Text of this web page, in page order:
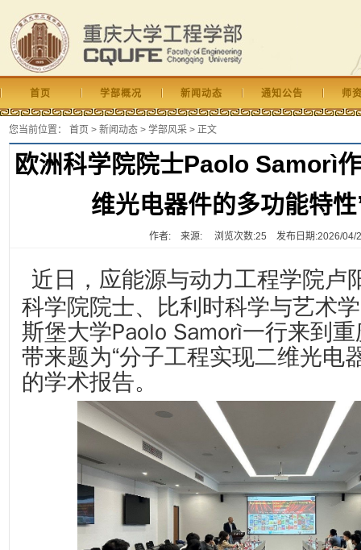
首页 学部概况 新闻动态 通知公告 师
您当前位置： 首页 > 新闻动态> 学部风采> 正文
欧洲科学院院士Paolo Samorì
维光电器件的多功能特
作者: 来源: 浏览次数:25 发布日期:2026/04/
近日，应能源与动力工程学院卢
科学院院士、比利时科学与艺术
斯堡大学Paolo Samorì一行来到
带来题为“分子工程实现二维光电
的学术报告。